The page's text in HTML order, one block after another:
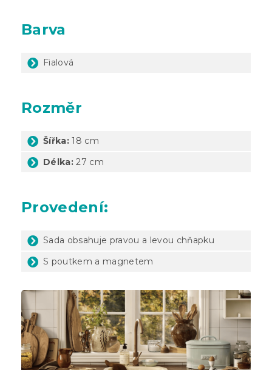
Barva
Fialová
Rozměr
Šířka:18 cm
Délka: 27 cm
Provedení:
Sada obsahuje pravou a levou chňapku
S poutkem a magnetem